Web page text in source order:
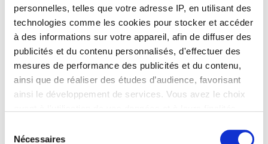
personnelles, telles que votre adresse IP, en utilisant des
technologies comme les cookies pour stocker et accéder
à des informations sur votre appareil, afin de diffuser des
publicités et du contenu personnalisés, d'effectuer des
mesures de performance des publicités et du contenu,
ainsi que de réaliser des études d’audience, favorisant
ainsi le développement de services. Vous avez le choix
tout moment en consultant la Déclaration relative aux
Nécessaires
Arrière-mains, jambe arrière et bras de chevaux
Constantin Meunier